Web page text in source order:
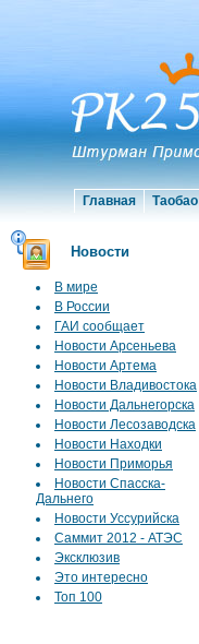
Главная Таобао
Новости
В мире
В России
ГАИ сообщает
Новости Арсеньева
Новости Артема
Новости Владивостока
Новости Дальнегорска
Новости Лесозаводска
Новости Находки
Новости Приморья
Новости Спасска-
Дальнего
Новости Уссурийска
Саммит 2012 - АТЭС
Эксклюзив
Это интересно
Топ 100